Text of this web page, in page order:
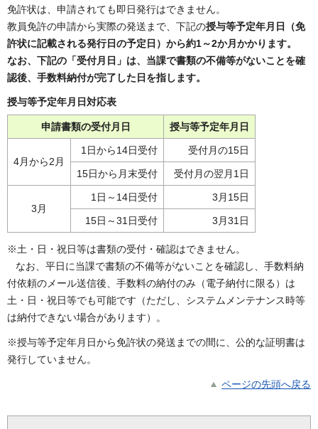
免許状は、申請されても即日発行はできません。
教員免許の申請から実際の発送まで、下記の授与等予定年月日（免
許状に記載される発行日の予定日）から約1～2か月かかります。
なお、下記の「受付月日」は、当課で書類の不備等がないことを確
認後、手数料納付が完了した日を指します。
授与等予定年月日対応表
申請書類の受付月日 授与等予定年月日
4月から2月
1日から14日受付 受付月の15日
15日から月末受付 受付月の翌月1日
3月
1日～14日受付 3月15日
15日～31日受付 3月31日
※土・日・祝日等は書類の受付・確認はできません。
なお、平日に当課で書類の不備等がないことを確認し、手数料納
付依頼のメール送信後、手数料の納付のみ（電子納付に限る）は
土・日・祝日等でも可能です（ただし、システムメンテナンス時等
は納付できない場合があります）。
※授与等予定年月日から免許状の発送までの間に、公的な証明書は
発行していません。
ページの先頭へ戻る